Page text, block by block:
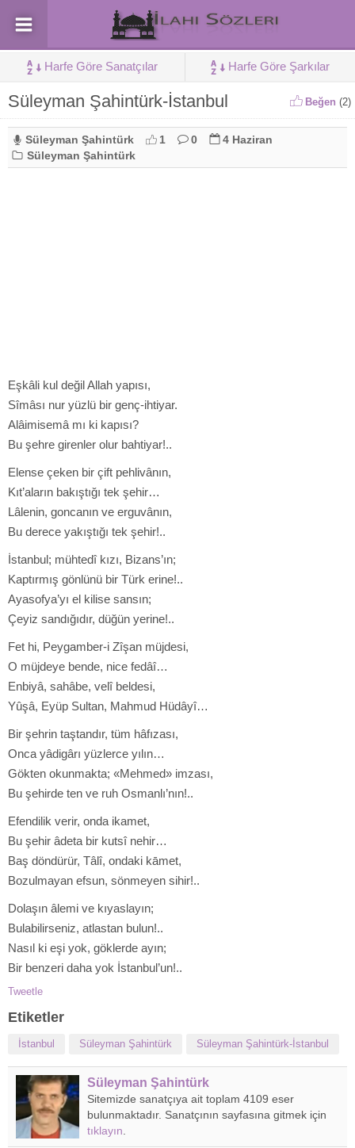
Harfe Göre Sanatçılar Harfe Göre Şarkılar
Süleyman Şahintürk-İstanbul Beğen (2)
Süleyman Şahintürk 1 0
4 Haziran
Süleyman Şahintürk
Eşkâli kul değil Allah yapısı,
Sîmâsı nur yüzlü bir genç-ihtiyar.
Alâimisemâ mı ki kapısı?
Bu şehre girenler olur bahtiyar!..
Elense çeken bir çift pehlivânın,
Kıt’aların bakıştığı tek şehir…
Lâlenin, goncanın ve erguvânın,
Bu derece yakıştığı tek şehir!..
İstanbul; mühtedî kızı, Bizans’ın;
Kaptırmış gönlünü bir Türk erine!..
Ayasofya’yı el kilise sansın;
Çeyiz sandığıdır, düğün yerine!..
Fet hi, Peygamber-i Zîşan müjdesi,
O müjdeye bende, nice fedâî…
Enbiyâ, sahâbe, velî beldesi,
Yûşâ, Eyüp Sultan, Mahmud Hüdâyî…
Bir şehrin taştandır, tüm hâfızası,
Onca yâdigârı yüzlerce yılın…
Gökten okunmakta; «Mehmed» imzası,
Bu şehirde ten ve ruh Osmanlı’nın!..
Efendilik verir, onda ikamet,
Bu şehir âdeta bir kutsî nehir…
Baş döndürür, Tâlî, ondaki kāmet,
Bozulmayan efsun, sönmeyen sihir!..
Dolaşın âlemi ve kıyaslayın;
Bulabilirseniz, atlastan bulun!..
Nasıl ki eşi yok, göklerde ayın;
Bir benzeri daha yok İstanbul’un!..
Tweetle
Etiketler
İstanbul Süleyman Şahintürk Süleyman Şahintürk-İstanbul
Süleyman Şahintürk
Sitemizde sanatçıya ait toplam 4109 eser
bulunmaktadır. Sanatçının sayfasına gitmek için
tıklayın